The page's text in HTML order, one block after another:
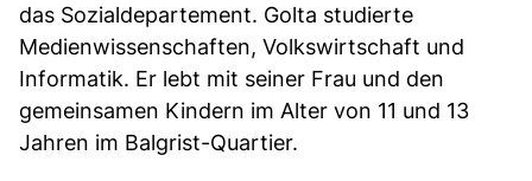
das Sozialdepartement. Golta studierte
Medienwissenschaften, Volkswirtschaft und
Informatik. Er lebt mit seiner Frau und den
gemeinsamen Kindern im Alter von 11 und 13
Jahren im Balgrist-Quartier.